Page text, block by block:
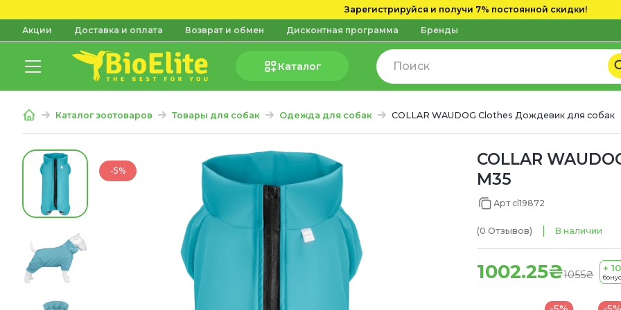
Зарегистрируйся и получи 7% постоянной скидки!
Акции Доставка и оплата Возврат и обмен Дисконтная программа Бренды
Каталог
Каталог зоотоваров Товары для собак Одежда для собак COLLAR WAUDOG Clothes Дождевик для собак
-5%
COLLAR
M35
Арт cl19872
(0 Отзывов) В наличии
1002.25₴1055₴
+ 10